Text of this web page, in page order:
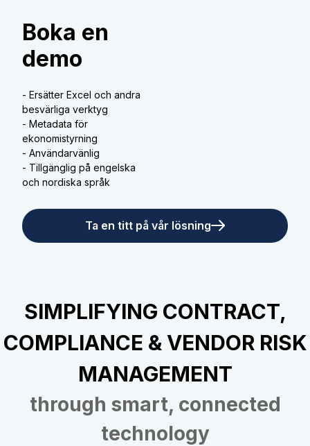
Boka en
demo
- Ersätter Excel och andra
besvärliga verktyg
- Metadata för
ekonomistyrning
- Användarvänlig
- Tillgänglig på engelska
och nordiska språk
Ta en titt på vår lösning
SIMPLIFYING CONTRACT,
COMPLIANCE & VENDOR RISK
MANAGEMENT
through smart, connected
technology